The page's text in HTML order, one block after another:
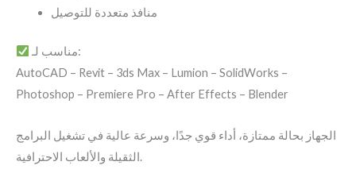
منافذ متعددة للتوصيل
مناسب لـ:
AutoCAD – Revit – 3ds Max – Lumion – SolidWorks –
Photoshop – Premiere Pro – After Effects – Blender
الجهاز بحالة ممتازة، أداء قوي جدًا، وسرعة عالية في تشغيل البرامج
الثقيلة والألعاب الاحترافية.